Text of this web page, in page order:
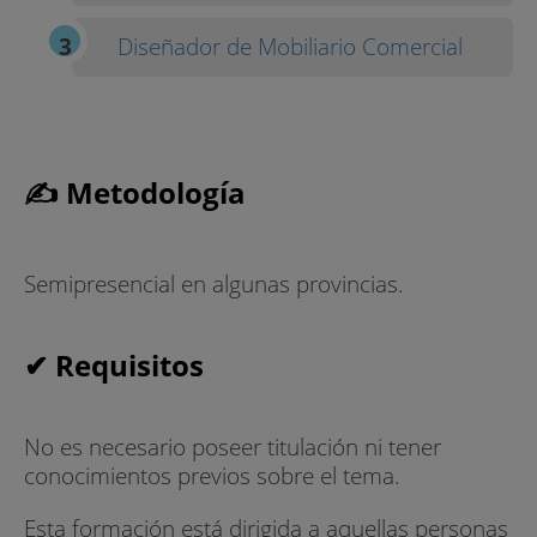
Diseñador de Mobiliario Comercial
✍ Metodología
Semipresencial en algunas provincias.
✔ Requisitos
No es necesario poseer titulación ni tener
conocimientos previos sobre el tema.
Esta formación está dirigida a aquellas personas